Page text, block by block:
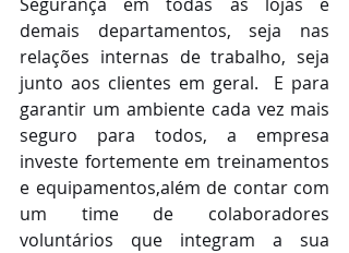
demais departamentos, seja nas
relações internas de trabalho, seja
junto aos clientes em geral.  E para
garantir um ambiente cada vez mais
seguro para todos, a empresa
investe fortemente em treinamentos
e equipamentos,além de contar com
um time de colaboradores
voluntários que integram a sua